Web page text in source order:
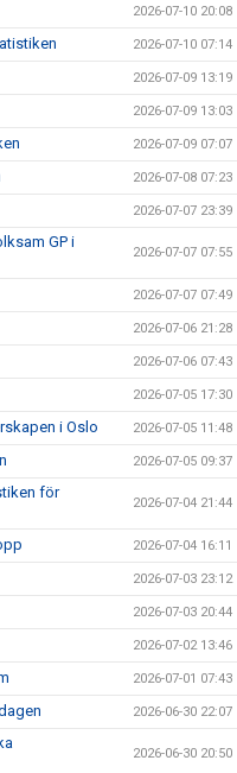
2026-07-10 20:08
2026-07-10 07:14
2026-07-09 13:19
2026-07-09 13:03
2026-07-09 07:07
2026-07-08 07:23
2026-07-07 23:39
GP i
2026-07-07 07:55
2026-07-07 07:49
2026-07-06 21:28
2026-07-06 07:43
2026-07-05 17:30
i Oslo 2026-07-05 11:48
2026-07-05 09:37
för
2026-07-04 21:44
2026-07-04 16:11
2026-07-03 23:12
2026-07-03 20:44
2026-07-02 13:46
2026-07-01 07:43
2026-06-30 22:07
2026-06-30 20:50